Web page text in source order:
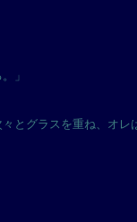
」
とグラスを重ね、オレ